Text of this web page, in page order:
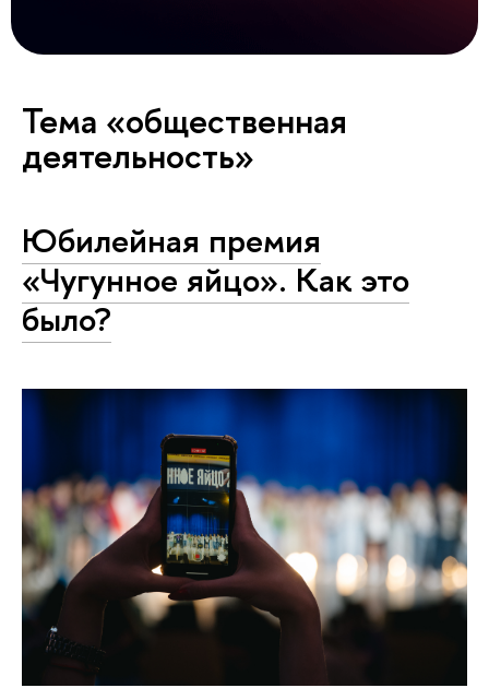
Тема «общественная
деятельность»
Юбилейная премия
«Чугунное яйцо». Как это
было?